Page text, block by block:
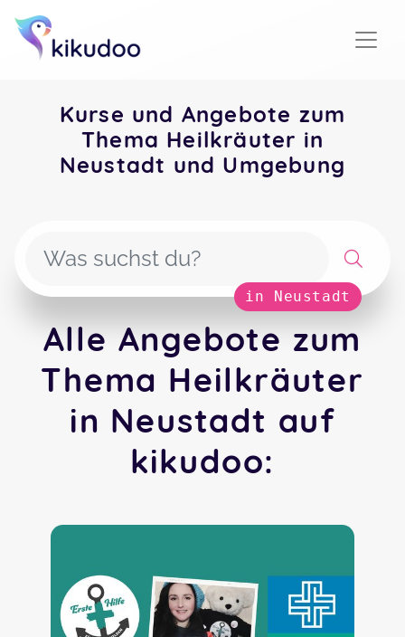
Kurse und Angebote zum
Thema Heilkräuter in
Neustadt und Umgebung
in Neustadt
Alle Angebote zum
Thema Heilkräuter
in Neustadt auf
kikudoo: